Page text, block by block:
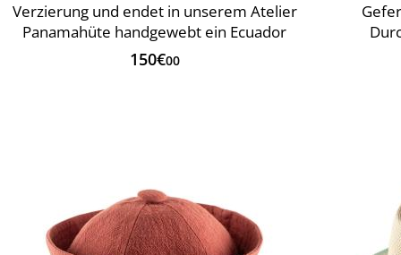
Verzierung und endet in unserem Atelier
Panamahüte handgewebt ein Ecuador
150€00